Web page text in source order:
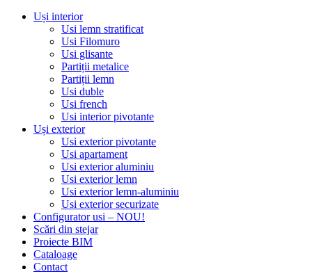
Uși interior
Usi lemn stratificat
Usi Filomuro
Usi glisante
Partiții metalice
Partiții lemn
Usi duble
Usi french
Usi interior pivotante
Uși exterior
Usi exterior pivotante
Usi apartament
Usi exterior aluminiu
Usi exterior lemn
Usi exterior lemn-aluminiu
Usi exterior securizate
Configurator usi – NOU!
Scări din stejar
Proiecte BIM
Cataloage
Contact